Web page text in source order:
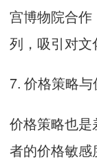
宫博物院合
列，吸引对文
7. 价格策略
价格策略也
者的价格敏